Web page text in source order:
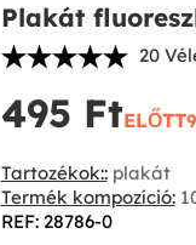
Plakát
20
495 Ft‎ELŐTT
Tartozékok::plakát
Termék kompozíció:
REF: 28786-0